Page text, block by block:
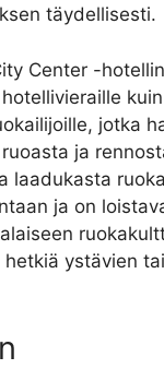
täydellisesti.
Center -
kuin
jotka
ja
laadukasta
ja on
ystävien